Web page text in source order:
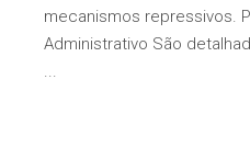
mecanismos repressivos.
Administrativo São